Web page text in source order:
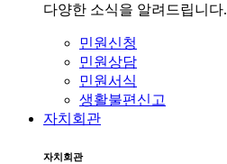
다양한 소식을 알려드립니다.
민원신청
민원상담
민원서식
생활불편신고
자치회관
자치회관